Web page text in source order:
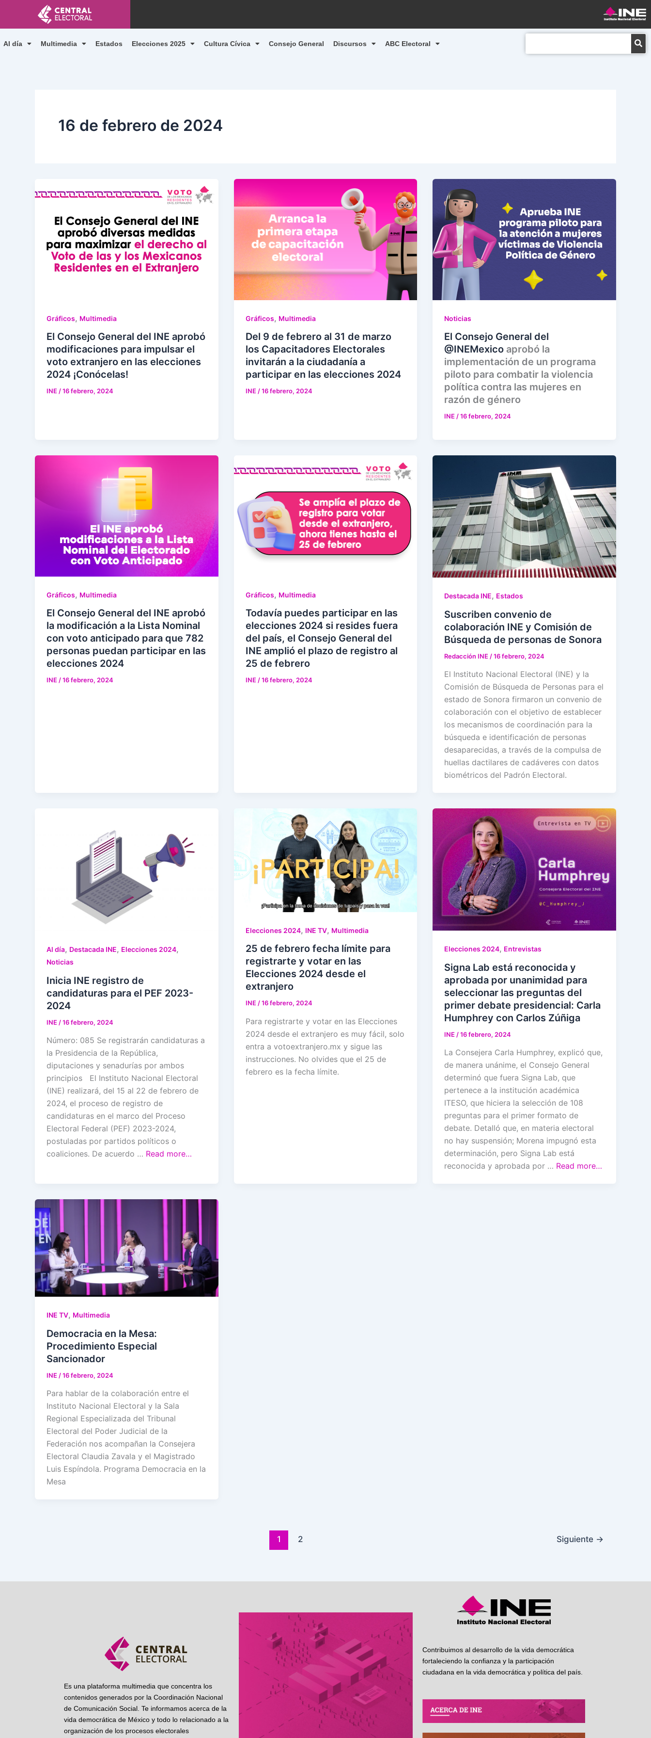
contenido
Al día Multimedia Estados Elecciones 2025 Cultura Cívica Consejo General Discursos ABC Electoral
16 de febrero de 2024
Gráficos, Multimedia
El Consejo General del INE aprobó
modificaciones para impulsar el
voto extranjero en las elecciones
2024 ¡Conócelas!
INE/16 febrero, 2024
Gráficos, Multimedia
Del 9 de febrero al 31 de marzo
los Capacitadores Electorales
invitarán a la ciudadanía a
participar en las elecciones 2024
INE/16 febrero, 2024
Noticias
El Consejo General del
@INEMexico aprobó la
implementación de un programa
piloto para combatir la violencia
política contra las mujeres en
razón de género
INE/16 febrero, 2024
Gráficos, Multimedia
El Consejo General del INE aprobó
la modificación a la Lista Nominal
con voto anticipado para que 782
personas puedan participar en las
elecciones 2024
INE/16 febrero, 2024
Gráficos, Multimedia
Todavía puedes participar en las
elecciones 2024 si resides fuera
del país, el Consejo General del
INE amplió el plazo de registro al
25 de febrero
INE/16 febrero, 2024
Destacada INE, Estados
Suscriben convenio de
colaboración INE y Comisión de
Búsqueda de personas de Sonora
Redacción INE /16 febrero, 2024
El Instituto Nacional Electoral (INE) y la
Comisión de Búsqueda de Personas para el
estado de Sonora firmaron un convenio de
colaboración con el objetivo de establecer
los mecanismos de coordinación para la
búsqueda e identificación de personas
desaparecidas, a través de la compulsa de
huellas dactilares de cadáveres con datos
biométricos del Padrón Electoral.
Al día, Destacada INE, Elecciones 2024,
Noticias
Inicia INE registro de
candidaturas para el PEF 2023-
2024
INE /16 febrero, 2024
Número: 085 Se registrarán candidaturas a
la Presidencia de la República,
diputaciones y senadurías por ambos
principios El Instituto Nacional Electoral
(INE) realizará, del 15 al 22 de febrero de
2024, el proceso de registro de
candidaturas en el marco del Proceso
Electoral Federal (PEF) 2023-2024,
postuladas por partidos políticos o
coaliciones. De acuerdo … Read more…
Elecciones 2024, INE TV, Multimedia
25 de febrero fecha límite para
registrarte y votar en las
Elecciones 2024 desde el
extranjero
INE/16 febrero, 2024
Para registrarte y votar en las Elecciones
2024 desde el extranjero es muy fácil, solo
entra a votoextranjero.mx y sigue las
instrucciones. No olvides que el 25 de
febrero es la fecha límite.
Elecciones 2024, Entrevistas
Signa Lab está reconocida y
aprobada por unanimidad para
seleccionar las preguntas del
primer debate presidencial: Carla
Humphrey con Carlos Zúñiga
INE /16 febrero, 2024
La Consejera Carla Humphrey, explicó que,
de manera unánime, el Consejo General
determinó que fuera Signa Lab, que
pertenece a la institución académica
ITESO, que hiciera la selección de 108
preguntas para el primer formato de
debate. Detalló que, en materia electoral
no hay suspensión; Morena impugnó esta
determinación, pero Signa Lab está
reconocida y aprobada por … Read more…
INE TV, Multimedia
Democracia en la Mesa:
Procedimiento Especial
Sancionador
INE /16 febrero, 2024
Para hablar de la colaboración entre el
Instituto Nacional Electoral y la Sala
Regional Especializada del Tribunal
Electoral del Poder Judicial de la
Federación nos acompañan la Consejera
Electoral Claudia Zavala y el Magistrado
Luis Espíndola. Programa Democracia en la
Mesa
1 2 Siguiente →
Es una plataforma multimedia que concentra los
contenidos generados por la Coordinación Nacional
de Comunicación Social. Te informamos acerca de la
vida democrática de México y todo lo relacionado a la
organización de los procesos electorales
Contribuimos al desarrollo de la vida democrática
fortaleciendo la confianza y la participación
ciudadana en la vida democrática y política del país.